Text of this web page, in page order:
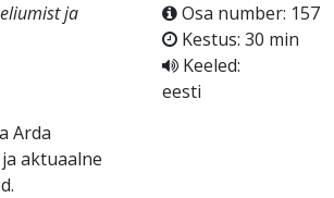
ja
Arda
aktuaalne
Osa number: 157
Kestus: 30 min
Keeled:
eesti